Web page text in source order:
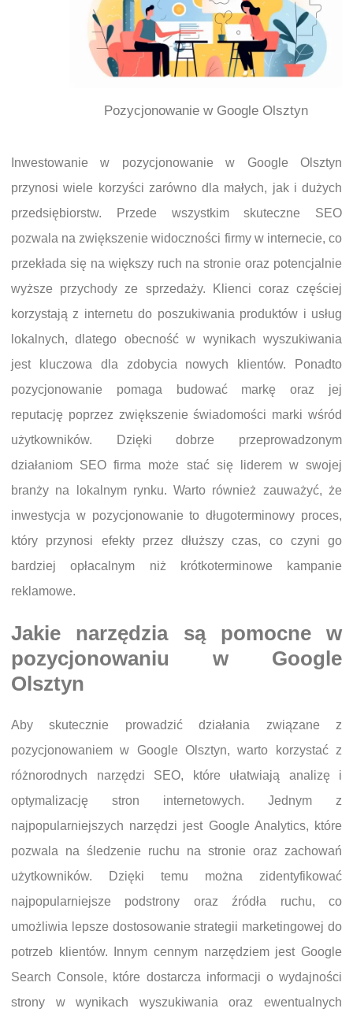
Pozycjonowanie w Google Olsztyn
Inwestowanie w pozycjonowanie w Google Olsztyn
przynosi wiele korzyści zarówno dla małych, jak i dużych
przedsiębiorstw. Przede wszystkim skuteczne SEO
pozwala na zwiększenie widoczności firmy w internecie, co
przekłada się na większy ruch na stronie oraz potencjalnie
wyższe przychody ze sprzedaży. Klienci coraz częściej
korzystają z internetu do poszukiwania produktów i usług
lokalnych, dlatego obecność w wynikach wyszukiwania
jest kluczowa dla zdobycia nowych klientów. Ponadto
pozycjonowanie pomaga budować markę oraz jej
reputację poprzez zwiększenie świadomości marki wśród
użytkowników. Dzięki dobrze przeprowadzonym
działaniom SEO firma może stać się liderem w swojej
branży na lokalnym rynku. Warto również zauważyć, że
inwestycja w pozycjonowanie to długoterminowy proces,
który przynosi efekty przez dłuższy czas, co czyni go
bardziej opłacalnym niż krótkoterminowe kampanie
reklamowe.
Jakie narzędzia są pomocne w
pozycjonowaniu w Google
Olsztyn
Aby skutecznie prowadzić działania związane z
pozycjonowaniem w Google Olsztyn, warto korzystać z
różnorodnych narzędzi SEO, które ułatwiają analizę i
optymalizację stron internetowych. Jednym z
najpopularniejszych narzędzi jest Google Analytics, które
pozwala na śledzenie ruchu na stronie oraz zachowań
użytkowników. Dzięki temu można zidentyfikować
najpopularniejsze podstrony oraz źródła ruchu, co
umożliwia lepsze dostosowanie strategii marketingowej do
potrzeb klientów. Innym cennym narzędziem jest Google
Search Console, które dostarcza informacji o wydajności
strony w wynikach wyszukiwania oraz ewentualnych